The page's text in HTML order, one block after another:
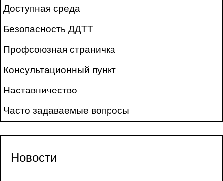
Доступная среда
Безопасность ДДТТ
Профсоюзная страничка
Консультационный пункт
Наставничество
Часто задаваемые вопросы
Новости